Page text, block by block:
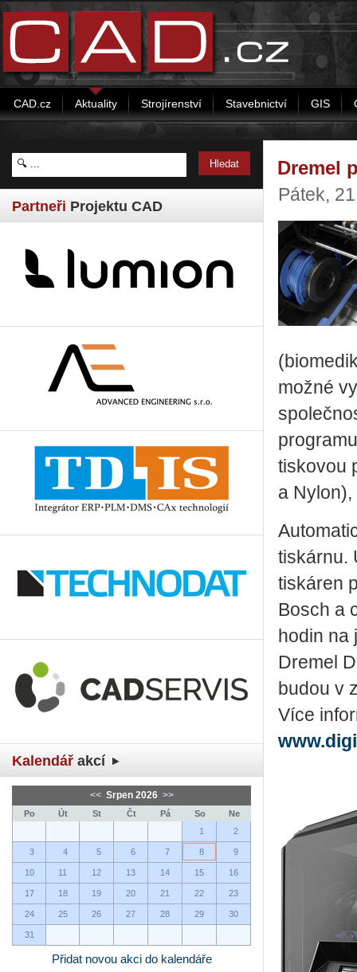
CAD.cz Aktuality Strojírenství Stavebnictví GIS
Partneři Projektu CAD
Kalendář akcí
<< Srpen 2026 >>
Po Út St Čt Pá So
Ne
1
2
3 4 5 6 7 8 9
10 11 12 13 14 15 16
17 18 19 20 21 22 23
24 25 26 27 28 29 30
31
Přidat novou akci do kalendáře
Dremel
Pátek,
možné
tiskovou
a
tiskárnu.
tiskáren
Bosch a
hodin na
Dremel
budou v
Více